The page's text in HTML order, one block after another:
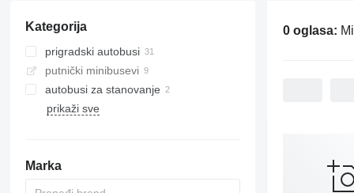
Kategorija
prigradski autobusi
putnički minibusevi
autobusi za stanovanje
prikaži sve
Marka
0 oglasa: